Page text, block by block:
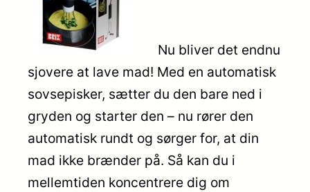
Nu bliver det endnu
sjovere at lave mad! Med en automatisk
sovsepisker, sætter du den bare ned i
gryden og starter den – nu rører den
automatisk rundt og sørger for, at din
mad ikke brænder på. Så kan du i
mellemtiden koncentrere dig om